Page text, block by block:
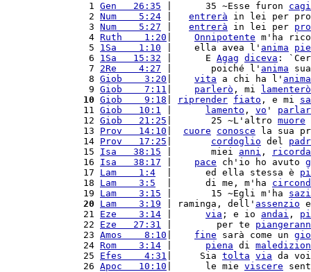
1 Gen   26:35 |      35 ~Esse furon
2 Num    5:24 entrerà in lei per
3 Num    5:27 entrerà in lei per
4 Ruth    1:20 Onnipotente m'ha
5 1Sa    1:10 |    ella avea l' anima
6 1Sa   15:32 |      E Agag diceva :
7 2Re    4:27 |       poiché l' anima
8 Giob    3:20 vita a chi ha l' anima
9 Giob    7:11 parlerò , mi
lamenterò
10 Giob    9:18 riprender fiato , e mi
11 Giob   10:1 lamento , vo ' parlar
12 Giob   21:25 |       25 ~L'altro muore
13 Prov   14:10 cuore conosce la sua
14 Prov   17:25 cordoglio del
15 Isa   38:15 |       miei anni ,
16 Isa   38:17 pace ch'io ho avuto
17 Lam    1:4
  |      ed ella stessa è
18 Lam    3:5
  |      di me, m'ha
19 Lam    3:15 |       15 ~Egli m'ha
20
Lam    3:19 | raminga, dell' assenzio
21 Eze    3:14 via ; e io andai ,
22 Eze   27:31 |        per te
23 Amos    8:10 fine sarà come un
24 Rom    3:14 piena di
25 Efes    4:31 |     Sia tolta via da
26 Apoc   10:10 |      le mie viscere